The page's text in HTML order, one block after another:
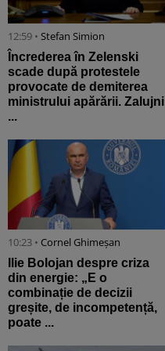
12:59 • Stefan Simion
Încrederea în Zelenski
scade după protestele
provocate de demiterea
ministrului apărării. Zalujni
...
10:23 • Cornel Ghimeșan
Ilie Bolojan despre criza
din energie: „E o
combinație de decizii
greșite, de incompetență,
poate ...